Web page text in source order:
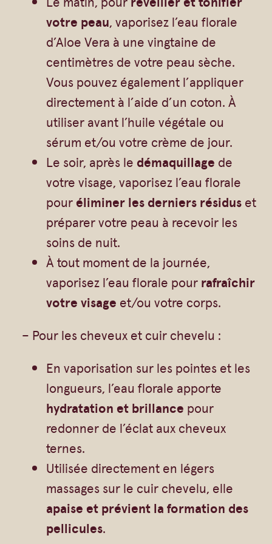
votre peau, vaporisez l’eau florale
d’Aloe Vera à une vingtaine de
centimètres de votre peau sèche.
Vous pouvez également l’appliquer
directement à l’aide d’un coton. À
utiliser avant l’huile végétale ou
sérum et/ou votre crème de jour.
Le soir, après le démaquillage de
votre visage, vaporisez l’eau florale
pour éliminer les derniers résidus et
préparer votre peau à recevoir les
soins de nuit.
À tout moment de la journée,
vaporisez l’eau florale pour rafraîchir
votre visage et/ou votre corps.
– Pour les cheveux et cuir chevelu :
En vaporisation sur les pointes et les
longueurs, l’eau florale apporte
hydratation et brillance pour
redonner de l’éclat aux cheveux
ternes.
Utilisée directement en légers
massages sur le cuir chevelu, elle
apaise et prévient la formation des
pellicules.